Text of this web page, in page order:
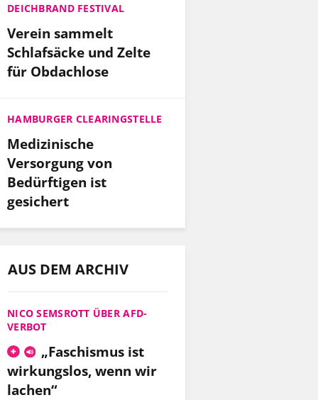
DEICHBRAND FESTIVAL
Verein sammelt
Schlafsäcke und Zelte
für Obdachlose
HAMBURGER CLEARINGSTELLE
Medizinische
Versorgung von
Bedürftigen ist
gesichert
AUS DEM ARCHIV
NICO SEMSROTT ÜBER AFD-
VERBOT
„Faschismus ist
wirkungslos, wenn wir
lachen“